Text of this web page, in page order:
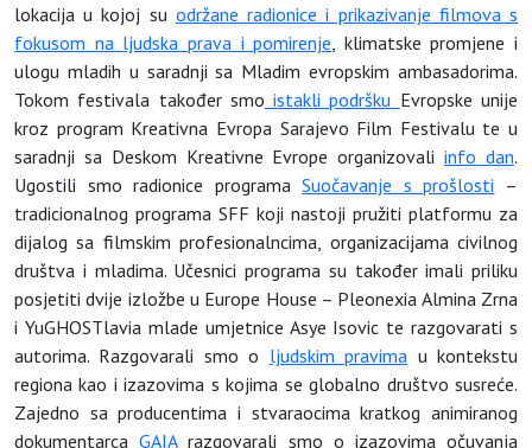
lokacija u kojoj su održane radionice i prikazivanje filmova s
fokusom na ljudska prava i pomirenje , klimatske promjene i
ulogu mladih u saradnji sa Mladim evropskim ambasadorima.
Tokom festivala također smo istakli podršku Evropske unije
kroz program Kreativna Evropa Sarajevo Film Festivalu te u
saradnji sa Deskom Kreativne Evrope organizovaliinfo dan.
Ugostili smo radionice programaSuočavanje s prošlosti –
tradicionalnog programa SFF koji nastoji pružiti platformu za
dijalog sa filmskim profesionalncima, organizacijama civilnog
društva i mladima. Učesnici programa su također imali priliku
posjetiti dvije izložbe u Europe House – Pleonexia Almina Zrna
i YuGHOSTlavia mlade umjetnice Asye Isovic te razgovarati s
autorima. Razgovarali smo o ljudskim pravima u kontekstu
regiona kao i izazovima s kojima se globalno društvo susreće.
Zajedno sa producentima i stvaraocima kratkog animiranog
dokumentarcaGAIArazgovarali smo o izazovima očuvanja